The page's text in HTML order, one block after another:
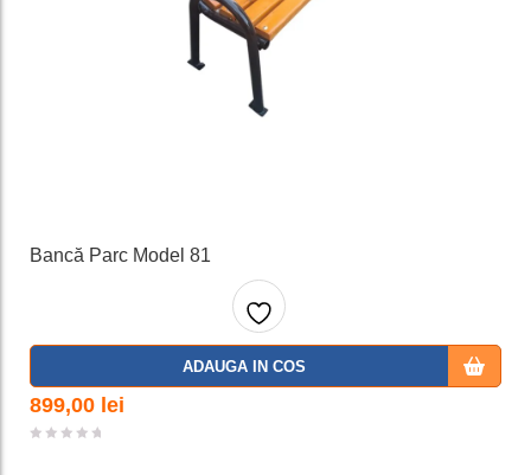
Bancă Parc Model 81
Adaug
ADAUGA IN COS
899,00 lei